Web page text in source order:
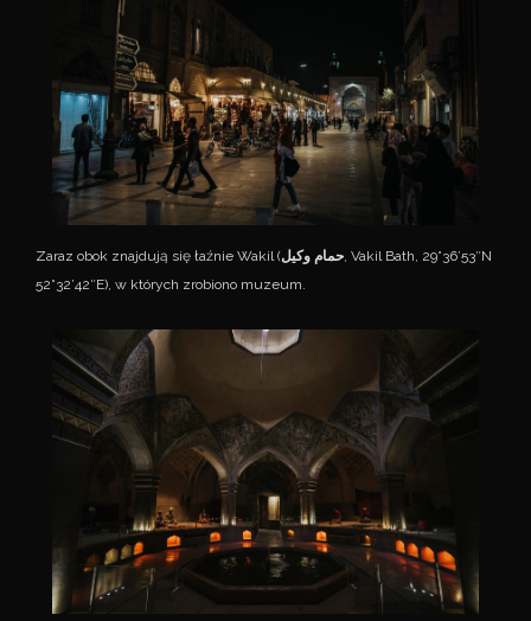
Zaraz obok znajdują się łaźnie Wakil (حمام وکیل, Vakil Bath, 29°36’53″N
52°32’42″E), w których zrobiono muzeum.